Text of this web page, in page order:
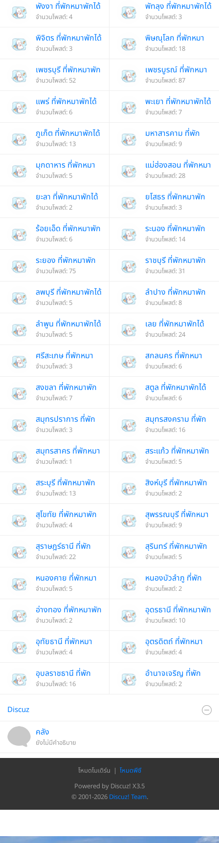
พังงา ที่พักหมาพักได้
จำนวนโพสต์: 4
พัทลุง ที่พักหมาพักได้
จำนวนโพสต์: 3
พิจิตร ที่พักหมาพักได้
จำนวนโพสต์: 3
พิษณุโลก ที่พักหมา
พักได้
จำนวนโพสต์: 18
เพชรบุรี ที่พักหมาพัก
ได้
จำนวนโพสต์: 52
เพชรบูรณ์ ที่พักหมา
พักได้
จำนวนโพสต์: 87
แพร่ ที่พักหมาพักได้
จำนวนโพสต์: 6
พะเยา ที่พักหมาพักได้
จำนวนโพสต์: 7
ภูเก็ต ที่พักหมาพักได้
จำนวนโพสต์: 13
มหาสารคาม ที่พัก
หมาพักได้
จำนวนโพสต์: 9
มุกดาหาร ที่พักหมา
พักได้
จำนวนโพสต์: 5
แม่ฮ่องสอน ที่พักหมา
พักได้
จำนวนโพสต์: 28
ยะลา ที่พักหมาพักได้
จำนวนโพสต์: 2
ยโสธร ที่พักหมาพัก
ได้
จำนวนโพสต์: 3
ร้อยเอ็ด ที่พักหมาพัก
ได้
จำนวนโพสต์: 6
ระนอง ที่พักหมาพัก
ได้
จำนวนโพสต์: 14
ระยอง ที่พักหมาพัก
ได้
จำนวนโพสต์: 75
ราชบุรี ที่พักหมาพัก
ได้
จำนวนโพสต์: 31
ลพบุรี ที่พักหมาพักได้
จำนวนโพสต์: 5
ลำปาง ที่พักหมาพัก
ได้
จำนวนโพสต์: 8
ลำพูน ที่พักหมาพักได้
จำนวนโพสต์: 5
เลย ที่พักหมาพักได้
จำนวนโพสต์: 24
ศรีสะเกษ ที่พักหมา
พักได้
จำนวนโพสต์: 3
สกลนคร ที่พักหมา
พักได้
จำนวนโพสต์: 6
สงขลา ที่พักหมาพัก
ได้
จำนวนโพสต์: 7
สตูล ที่พักหมาพักได้
จำนวนโพสต์: 6
สมุทรปราการ ที่พัก
หมาพักได้
จำนวนโพสต์: 3
สมุทรสงคราม ที่พัก
หมาพักได้
จำนวนโพสต์: 16
สมุทรสาคร ที่พักหมา
พักได้
จำนวนโพสต์: 1
สระแก้ว ที่พักหมาพัก
ได้
จำนวนโพสต์: 5
สระบุรี ที่พักหมาพัก
ได้
จำนวนโพสต์: 13
สิงห์บุรี ที่พักหมาพัก
ได้
จำนวนโพสต์: 2
สุโขทัย ที่พักหมาพัก
ได้
จำนวนโพสต์: 4
สุพรรณบุรี ที่พักหมา
พักได้
จำนวนโพสต์: 9
สุราษฎร์ธานี ที่พัก
หมาพักได้
จำนวนโพสต์: 22
สุรินทร์ ที่พักหมาพัก
ได้
จำนวนโพสต์: 5
หนองคาย ที่พักหมา
พักได้
จำนวนโพสต์: 5
หนองบัวลำภู ที่พัก
หมาพักได้
จำนวนโพสต์: 2
อ่างทอง ที่พักหมาพัก
ได้
จำนวนโพสต์: 2
อุดรธานี ที่พักหมาพัก
ได้
จำนวนโพสต์: 10
อุทัยธานี ที่พักหมา
พักได้
จำนวนโพสต์: 4
อุตรดิตถ์ ที่พักหมา
พักได้
จำนวนโพสต์: 4
อุบลราชธานี ที่พัก
หมาพักได้
จำนวนโพสต์: 16
อำนาจเจริญ ที่พัก
หมาพักได้
จำนวนโพสต์: 2
Discuz
คลัง
ยังไม่มีคำอธิบาย
โหมดโมเดิร์น | โหมดพีซี
Powered by Discuz! X3.5
© 2001-2026 Discuz! Team.